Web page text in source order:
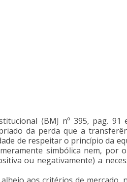
(BMJ nº 395, pag. 91
da perda que a
de respeitar o princípio da
simbólica nem, por
ou negativamente) a